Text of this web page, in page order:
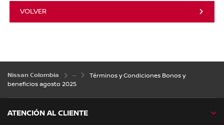
VOLVER
Nissan Colombia
Términos y Condiciones Bonos y
beneficios agosto 2025
ATENCIÓN AL CLIENTE